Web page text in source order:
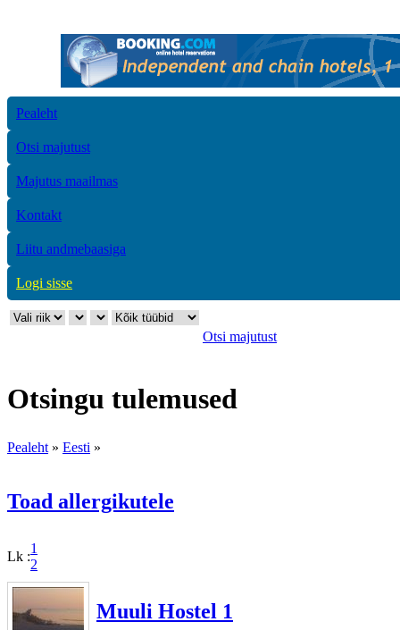
Pealeht
Otsi majutust
Majutus maailmas
Kontakt
Liitu andmebaasiga
Logi sisse
Otsi majutust
Otsingu tulemused
Pealeht » Eesti »
Toad allergikutele
Lk :
1
2
Muuli Hostel 1